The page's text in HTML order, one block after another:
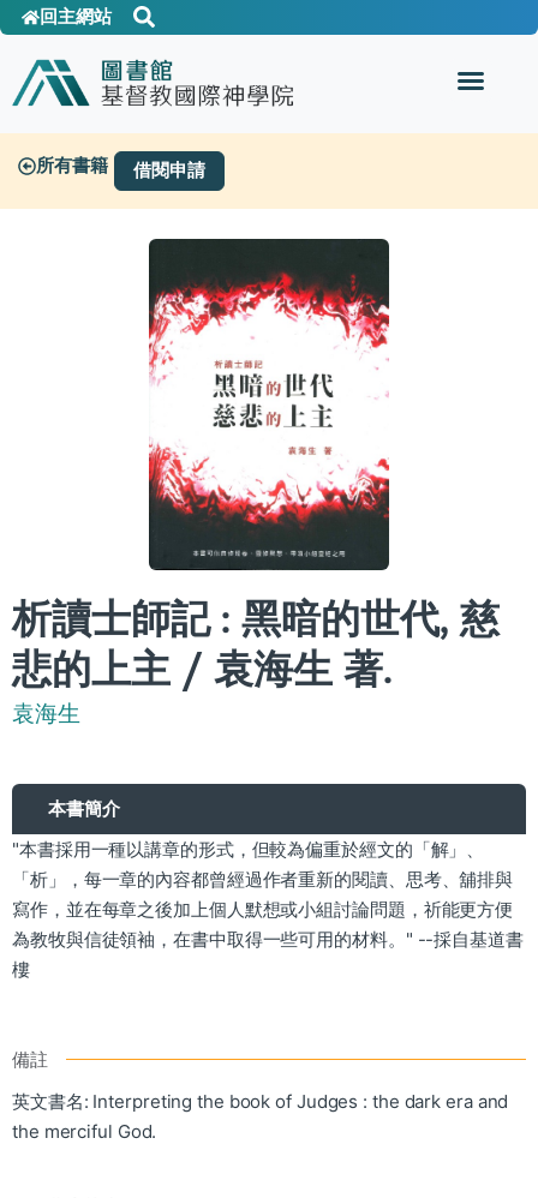
回主網站
所有書籍 借閱申請
析讀士師記 : 黑暗的世代, 慈
悲的上主 / 袁海生 著.
袁海生
本書簡介
"本書採用一種以講章的形式，但較為偏重於經文的「解」、
「析」，每一章的內容都曾經過作者重新的閱讀、思考、舖排與
寫作，並在每章之後加上個人默想或小組討論問題，祈能更方便
為教牧與信徒領袖，在書中取得一些可用的材料。" --採自基道書
樓
備註
英文書名: Interpreting the book of Judges : the dark era and
the merciful God.